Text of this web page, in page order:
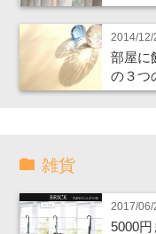
2014/12/
部屋に
の３つ
雑貨
2017/06/
5000